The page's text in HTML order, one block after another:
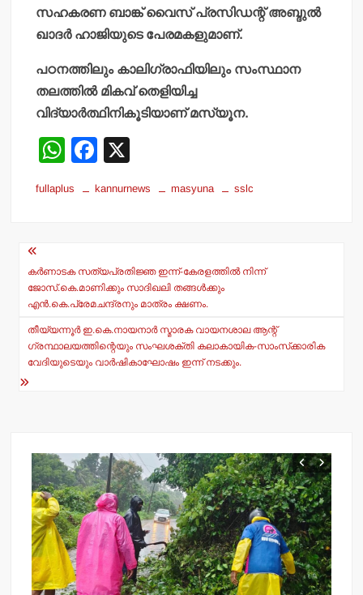
സഹകരണ ബാങ്ക് വൈസ് പ്രസിഡന്റ് അബ്ദുല്‍
ഖാദര്‍ ഹാജിയുടെ പേരമകളുമാണ്.
പഠനത്തിലും കാലിഗ്രാഫിയിലും സംസ്ഥാന
തലത്തില്‍ മികവ് തെളിയിച്ച
വിദ്യാര്‍ത്ഥിനികൂടിയാണ് മസ്യൂന.
W
at
p
p
F
c
o
o
k
fullaplus kannurnews masyuna sslc
Post
navigation
കര്‍ണാടക സത്യപ്രതിജ്ഞ ഇന്ന്-കേരളത്തില്‍ നിന്ന്
ജോസ്.കെ.മാണിക്കും സാദിഖലി തങ്ങള്‍ക്കും
എന്‍.കെ.പ്രേമചന്ദ്രനും മാത്രം ക്ഷണം.
തീയ്യന്നൂര്‍ ഇ.കെ.നായനാര്‍ സ്മാരക വായനശാല ആന്റ്
ഗ്രന്ഥാലയത്തിന്റെയും സംഘശക്തി കലാകായിക-സാംസ്‌ക്കാരിക
വേദിയുടെയും വാര്‍ഷികാഘോഷം ഇന്ന് നടക്കും.